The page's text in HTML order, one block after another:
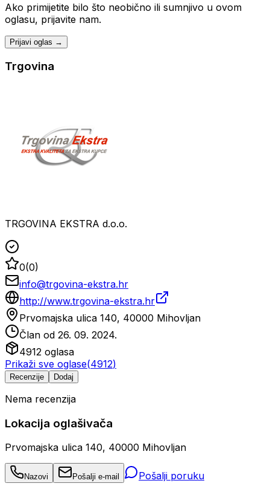
Ako primijetite bilo što neobično ili sumnjivo u ovom
oglasu, prijavite nam.
Prijavi oglas →
Trgovina
TRGOVINA EKSTRA d.o.o.
0(0)
info@trgovina-ekstra.hr
http://www.trgovina-ekstra.hr
Prvomajska ulica 140, 40000 Mihovljan
Član od 26. 09. 2024.
4912 oglasa
Prikaži sve oglase(4912)
Recenzije Dodaj
Nema recenzija
Lokacija oglašivača
Prvomajska ulica 140, 40000 Mihovljan
Nazovi Pošalji e-mail Pošalji poruku